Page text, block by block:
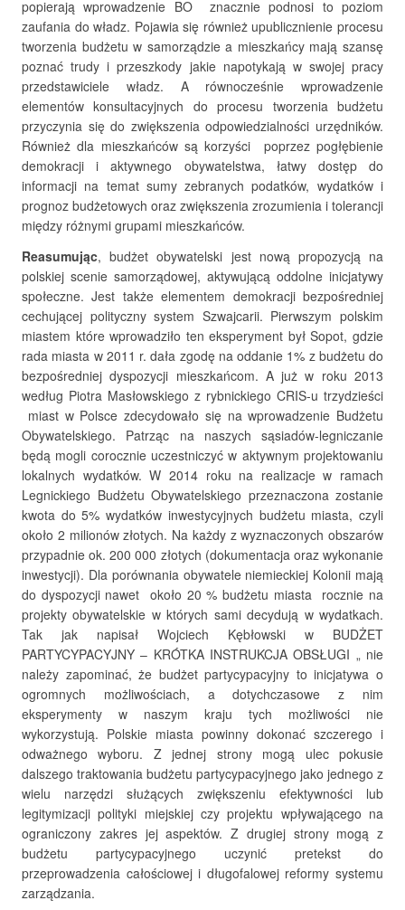
popierają wprowadzenie BO znacznie podnosi to poziom
zaufania do władz. Pojawia się również upublicznienie procesu
tworzenia budżetu w samorządzie a mieszkańcy mają szansę
poznać trudy i przeszkody jakie napotykają w swojej pracy
przedstawiciele władz. A równocześnie wprowadzenie
elementów konsultacyjnych do procesu tworzenia budżetu
przyczynia się do zwiększenia odpowiedzialności urzędników.
Również dla mieszkańców są korzyści poprzez pogłębienie
demokracji i aktywnego obywatelstwa, łatwy dostęp do
informacji na temat sumy zebranych podatków, wydatków i
prognoz budżetowych oraz zwiększenia zrozumienia i tolerancji
między różnymi grupami mieszkańców.
Reasumując, budżet obywatelski jest nową propozycją na
polskiej scenie samorządowej, aktywującą oddolne inicjatywy
społeczne. Jest także elementem demokracji bezpośredniej
cechującej polityczny system Szwajcarii. Pierwszym polskim
miastem które wprowadziło ten eksperyment był Sopot, gdzie
rada miasta w 2011 r. dała zgodę na oddanie 1% z budżetu do
bezpośredniej dyspozycji mieszkańcom. A już w roku 2013
według Piotra Masłowskiego z rybnickiego CRIS-u trzydzieści
miast w Polsce zdecydowało się na wprowadzenie Budżetu
Obywatelskiego. Patrząc na naszych sąsiadów-legniczanie
będą mogli corocznie uczestniczyć w aktywnym projektowaniu
lokalnych wydatków. W 2014 roku na realizacje w ramach
Legnickiego Budżetu Obywatelskiego przeznaczona zostanie
kwota do 5% wydatków inwestycyjnych budżetu miasta, czyli
około 2 milionów złotych. Na każdy z wyznaczonych obszarów
przypadnie ok. 200 000 złotych (dokumentacja oraz wykonanie
inwestycji). Dla porównania obywatele niemieckiej Kolonii mają
do dyspozycji nawet około 20 % budżetu miasta rocznie na
projekty obywatelskie w których sami decydują w wydatkach.
Tak jak napisał Wojciech Kębłowski w BUDŻET
PARTYCYPACYJNY – KRÓTKA INSTRUKCJA OBSŁUGI „ nie
należy zapominać, że budżet partycypacyjny to inicjatywa o
ogromnych możliwościach, a dotychczasowe z nim
eksperymenty w naszym kraju tych możliwości nie
wykorzystują. Polskie miasta powinny dokonać szczerego i
odważnego wyboru. Z jednej strony mogą ulec pokusie
dalszego traktowania budżetu partycypacyjnego jako jednego z
wielu narzędzi służących zwiększeniu efektywności lub
legitymizacji polityki miejskiej czy projektu wpływającego na
ograniczony zakres jej aspektów. Z drugiej strony mogą z
budżetu partycypacyjnego uczynić pretekst do
przeprowadzenia całościowej i długofalowej reformy systemu
zarządzania.